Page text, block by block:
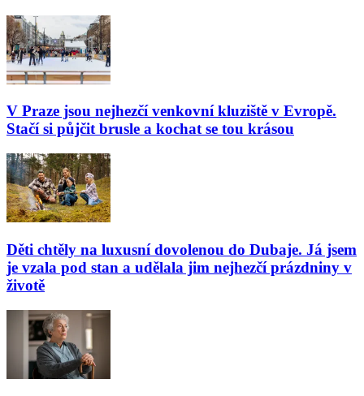
V Praze jsou nejhezčí venkovní kluziště v Evropě.
Stačí si půjčit brusle a kochat se tou krásou
Děti chtěly na luxusní dovolenou do Dubaje. Já jsem
je vzala pod stan a udělala jim nejhezčí prázdniny v
životě